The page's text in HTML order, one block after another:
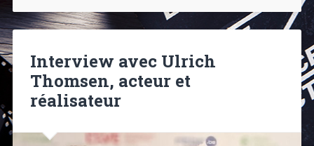
Interview avec Ulrich
Thomsen, acteur et
réalisateur